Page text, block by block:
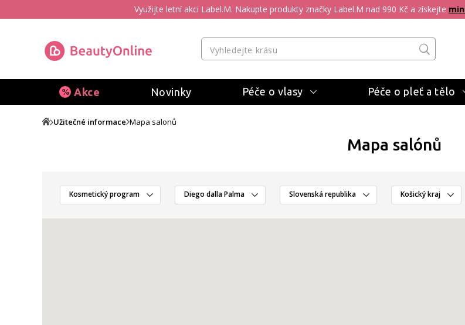
Využijte letní akci Label.M. Nakupte produkty značky Label.M nad 990 Kč a získejte
Akce Novinky Péče o vlasy Péče o pleť a tělo
Užitečné informace Mapa salonů
Mapa salónů
Kosmetický program Diego dalla Palma Slovenská republika Košický kraj